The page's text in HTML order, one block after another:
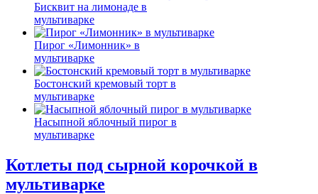
Бисквит на лимонаде в
мультиварке
Пирог «Лимонник» в
мультиварке
Бостонский кремовый торт в
мультиварке
Насыпной яблочный пирог в
мультиварке
Котлеты под сырной корочкой в
мультиварке